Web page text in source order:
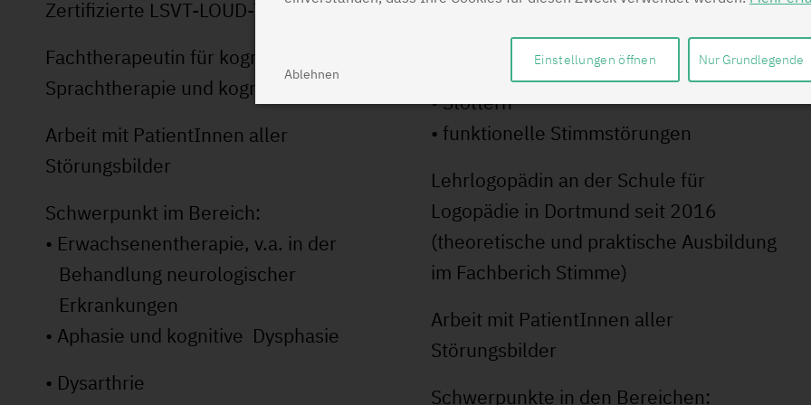
Zertifizierte LSVT-LOUD-Therapeutin
Fachtherapeutin für kognitiv orientierte
Sprachtherapie und kognitives Training
Arbeit mit PatientInnen aller
Störungsbilder
Schwerpunkt im Bereich:
• Erwachsenentherapie, v.a. in der
Behandlung neurologischer
Erkrankungen
• Aphasie und kognitive Dysphasie
• Dysarthrie
Fachautorin (Ernst-Reinhardt-Verlag,
München) für Bücher zu den Themen:
• Sprachentwicklung
• Stottern
• funktionelle Stimmstörungen
Lehrlogopädin an der Schule für
Logopädie in Dortmund seit 2016
(theoretische und praktische Ausbildung
im Fachberich Stimme)
Arbeit mit PatientInnen aller
Störungsbilder
Schwerpunkte in den Bereichen:
Ablehnen
Einstellungen öffnen Nur Grundlegende